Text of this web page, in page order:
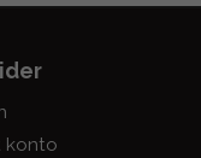
konto